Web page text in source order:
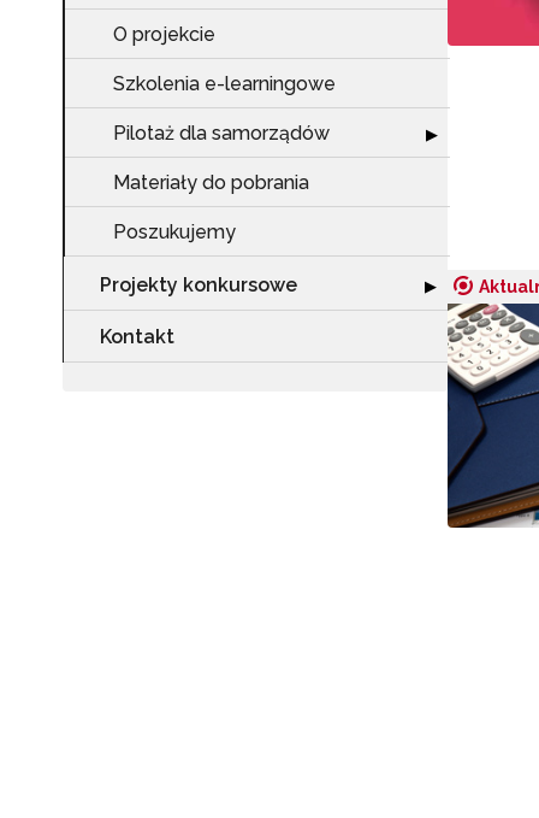
O projekcie
Szkolenia e-learningowe
Pilotaż dla samorządów Rozwiń sekcję
▶
Materiały do pobrania
Poszukujemy
Projekty konkursowe Rozwiń sekcję
▶
Kontakt